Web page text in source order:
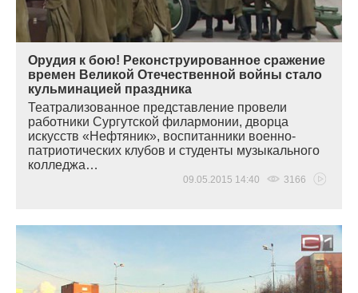
Орудия к бою! Реконструированное сражение
времен Великой Отечественной войны стало
кульминацией праздника
Театрализованное представление провели
работники Сургутской филармонии, дворца
искусств «Нефтяник», воспитанники военно-
патриотических клубов и студенты музыкального
колледжа…
09.05.2015 14:40 3166